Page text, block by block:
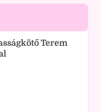
Terem